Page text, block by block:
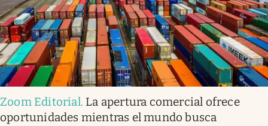
Zoom Editorial. La apertura comercial ofrece
oportunidades mientras el mundo busca